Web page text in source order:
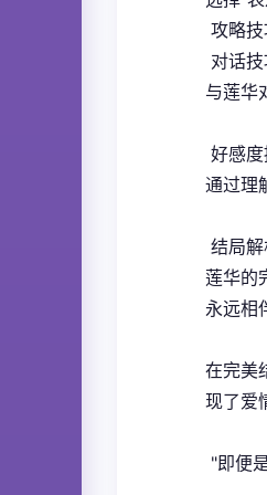
攻略
对话
与莲华
好感
通过理
结局
莲华的
永远相
在完美
现了爱
"即便